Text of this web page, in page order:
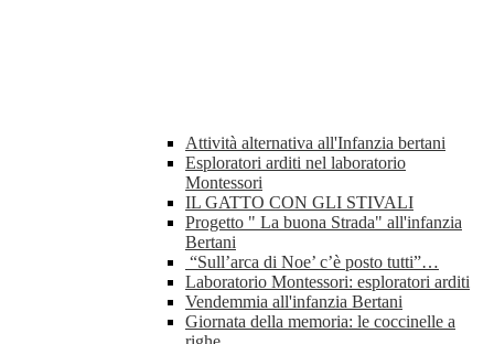
Attività alternativa all'Infanzia bertani
Esploratori arditi nel laboratorio
Montessori
IL GATTO CON GLI STIVALI
Progetto " La buona Strada" all'infanzia
Bertani
“Sull’arca di Noe’ c’è posto tutti”…
Laboratorio Montessori: esploratori arditi
Vendemmia all'infanzia Bertani
Giornata della memoria: le coccinelle a